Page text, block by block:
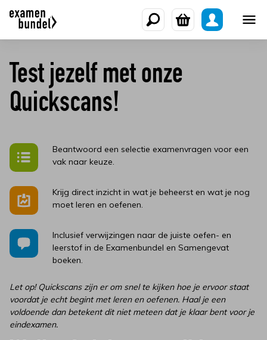
Test jezelf met onze
Quickscans!
Beantwoord een selectie examenvragen voor een
vak naar keuze.
Krijg direct inzicht in wat je beheerst en wat je nog
moet leren en oefenen.
Inclusief verwijzingen naar de juiste oefen- en
leerstof in de Examenbundel en Samengevat
boeken.
Let op! Quickscans zijn er om snel te kijken hoe je ervoor staat
voordat je echt begint met leren en oefenen. Haal je een
voldoende dan betekent dit niet meteen dat je klaar bent voor je
eindexamen.